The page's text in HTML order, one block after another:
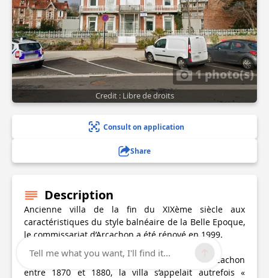
1 photo(s)
Credit : Libre de droits
Consult on application
Share
Description
Ancienne villa de la fin du XIXème siècle aux
caractéristiques du style balnéaire de la Belle Epoque,
le commissariat d’Arcachon a été rénové en 1999.
Construite par Adalbert Deganne, maire d’Arcachon
entre 1870 et 1880, la villa s’appelait autrefois «
Tell me what you want, I'll find it...